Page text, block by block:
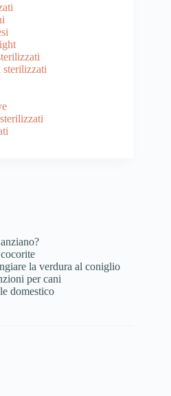
la verdura al coniglio
per cani
domestico